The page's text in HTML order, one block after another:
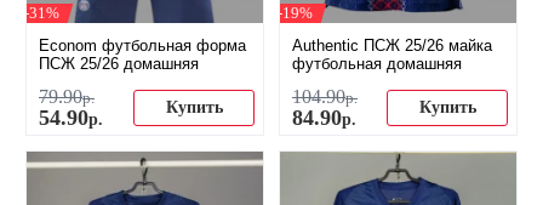
-31%
Econom футбольная форма
ПСЖ 25/26 домашняя
79.90р.
54.90р.
Купить
-19%
Authentic ПСЖ 25/26 майка
футбольная домашняя
104.90р.
84.90р.
Купить